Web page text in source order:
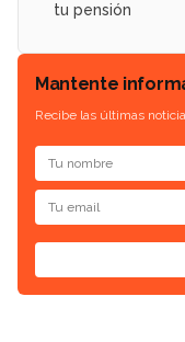
tu pensión
Mantente
Recibe las últimas